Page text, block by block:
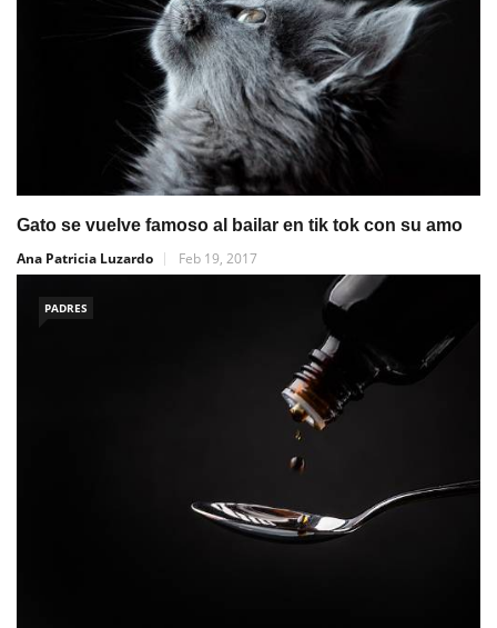
Gato se vuelve famoso al bailar en tik tok con su amo
Ana Patricia Luzardo
Feb 19, 2017
PADRES